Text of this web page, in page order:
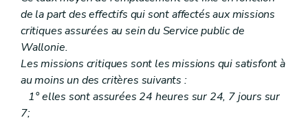
Art. 413ter
Art.413quater
Art.413quinquies
413
septies
Art.413octies
SectionII
Prestations réduites pour raisons médicales
Art.414
de la part des effectifs qui sont affectés aux missions
critiques assurées au sein du Service public de
Wallonie.
Les missions critiques sont les missions qui satisfont à
au moins un des critères suivants :
1° elles sont assurées 24 heures sur 24, 7 jours sur
7;